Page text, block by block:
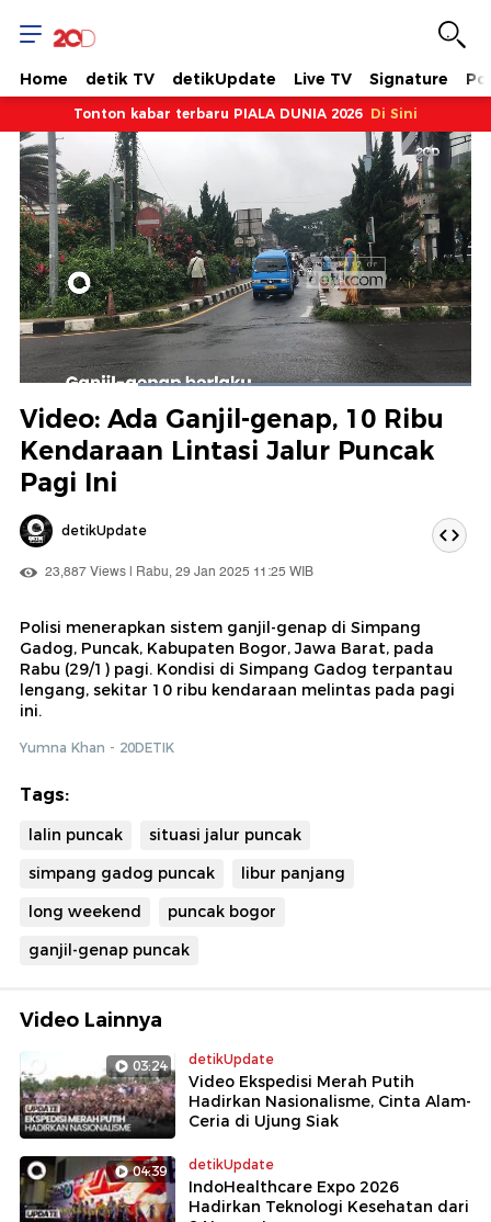
Home detik TV detikUpdate Live TV Signature
Tonton kabar terbaru PIALA DUNIA 2026 Di Sini
Berhenti
Suara
Hidup
Saat
Dimuat:
Video: Ada Ganjil-genap, 10 Ribu
Kendaraan Lintasi Jalur Puncak
Pagi Ini
detikUpdate
23,887 Views | Rabu, 29 Jan 2025 11:25 WIB
Polisi menerapkan sistem ganjil-genap di Simpang
Gadog, Puncak, Kabupaten Bogor, Jawa Barat, pada
Rabu (29/1) pagi. Kondisi di Simpang Gadog terpantau
lengang, sekitar 10 ribu kendaraan melintas pada pagi
ini.
Yumna Khan - 20DETIK
Tags:
lalin puncak
situasi jalur puncak
simpang gadog puncak
libur panjang
long weekend
puncak bogor
ganjil-genap puncak
Video Lainnya
03:24 detikUpdate
Video Ekspedisi Merah Putih
Hadirkan Nasionalisme, Cinta Alam-
Ceria di Ujung Siak
04:39 detikUpdate
IndoHealthcare Expo 2026
Hadirkan Teknologi Kesehatan dari